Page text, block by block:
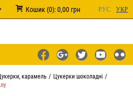
Кошик (0):0,00 грн РУС УКР
карамель
Цукерки шоколадні